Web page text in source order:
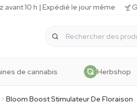
avant 10 h | Expédié le jour même
de cannabis Herbshop
Bloom Boost Stimulateur De Floraison